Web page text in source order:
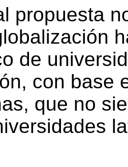
propuesta
de
con base
que no